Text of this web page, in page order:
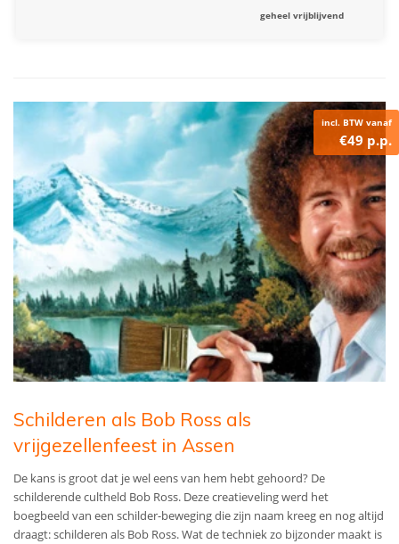
geheel vrijblijvend
incl. BTW vanaf
€49 p.p.
Schilderen als Bob Ross als
vrijgezellenfeest in Assen
De kans is groot dat je wel eens van hem hebt gehoord? De
schilderende cultheld Bob Ross. Deze creatieveling werd het
boegbeeld van een schilder-beweging die zijn naam kreeg en nog altijd
draagt: schilderen als Bob Ross. Wat de techniek zo bijzonder maakt is